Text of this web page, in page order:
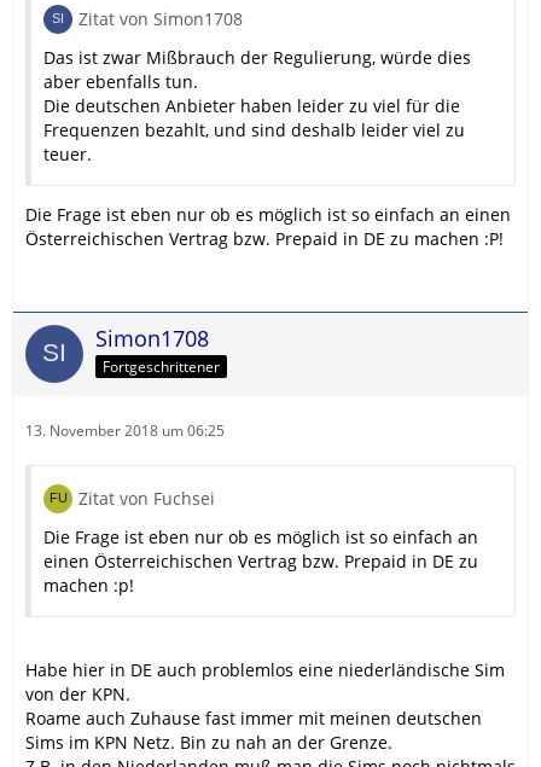
Zitat von Simon1708
Das ist zwar Mißbrauch der Regulierung, würde dies
aber ebenfalls tun.
Die deutschen Anbieter haben leider zu viel für die
Frequenzen bezahlt, und sind deshalb leider viel zu
teuer.
Die Frage ist eben nur ob es möglich ist so einfach an einen
Österreichischen Vertrag bzw. Prepaid in DE zu machen :P!
Simon1708
Fortgeschrittener
13. November 2018 um 06:25
Zitat von Fuchsei
Die Frage ist eben nur ob es möglich ist so einfach an
einen Österreichischen Vertrag bzw. Prepaid in DE zu
machen :p!
Habe hier in DE auch problemlos eine niederländische Sim
von der KPN.
Roame auch Zuhause fast immer mit meinen deutschen
Sims im KPN Netz. Bin zu nah an der Grenze.